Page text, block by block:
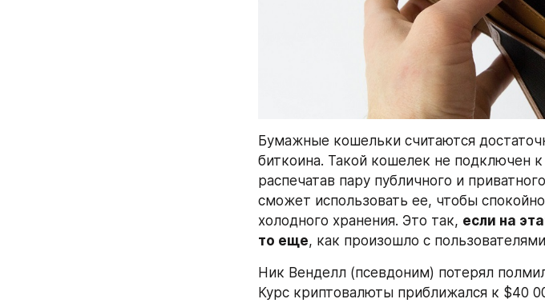
Бумажные кошельки считаются
биткоина. Такой кошелек не подключен
распечатав пару публичного и
сможет использовать ее, чтобы
холодного хранения. Это так, если на
то еще, как произошло с
Ник Венделл (псевдоним) потерял
Курс криптовалюты приближался к $40